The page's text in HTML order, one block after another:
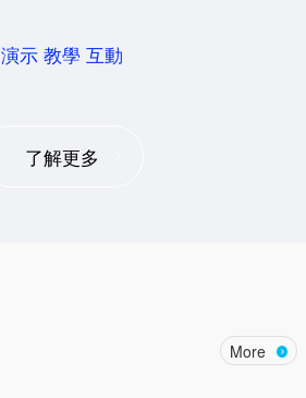
演示 教學 互動
了解更多
More